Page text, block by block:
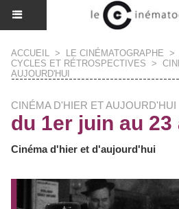
ACCUEIL > LE CINÉMATOGRAPHE >
CYCLES ET RÉTROSPECTIVES >
AUJOURD'HUI
CINÉMA D'HIER ET AUJOURD'HUI
du 1er juin au 23
Cinéma d'hier et d'aujourd'hui